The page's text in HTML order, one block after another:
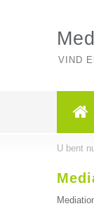
VIND
U bent